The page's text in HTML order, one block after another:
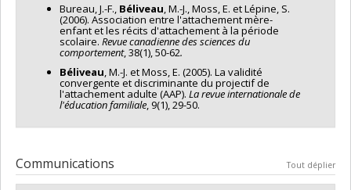
Bureau, J.-F., Béliveau, M.-J., Moss, E. et Lépine, S.
(2006). Association entre l'attachement mère-
enfant et les récits d'attachement à la période
scolaire. Revue canadienne des sciences du
comportement, 38(1), 50-62.
Béliveau, M.-J. et Moss, E. (2005). La validité
convergente et discriminante du projectif de
l'attachement adulte (AAP). La revue internationale de
l'éducation familiale, 9(1), 29-50.
Communications Tout déplier